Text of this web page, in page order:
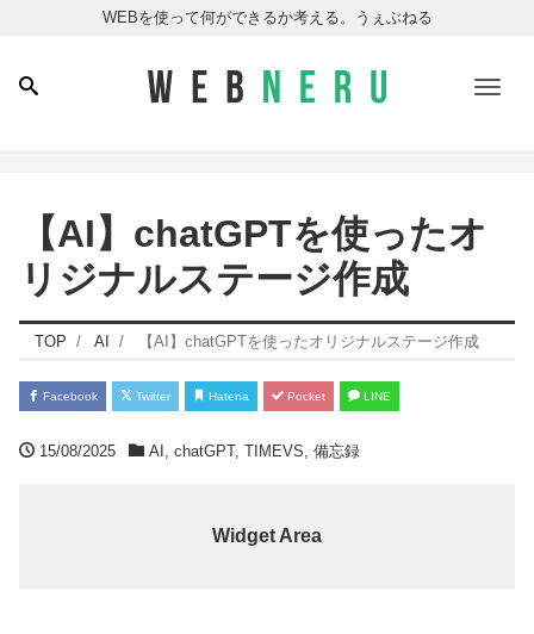
WEBを使って何ができるか考える。うぇぶねる
【AI】chatGPTを使ったオ
リジナルステージ作成
TOP AI 【AI】chatGPTを使ったオリジナルステージ作成
Facebook Twitter Hatena Pocket LINE
15/08/2025 AI , chatGPT, TIMEVS, 備忘録
Widget Area